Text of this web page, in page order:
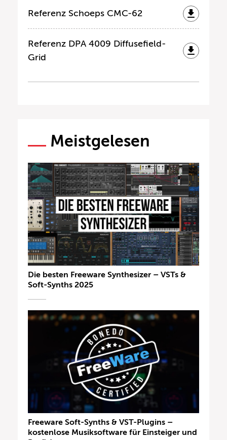
Referenz Schoeps CMC-62
Referenz DPA 4009 Diffusefield-
Grid
Meistgelesen
Die besten Freeware Synthesizer – VSTs &
Soft-Synths 2025
Freeware Soft-Synths & VST-Plugins –
kostenlose Musiksoftware für Einsteiger und